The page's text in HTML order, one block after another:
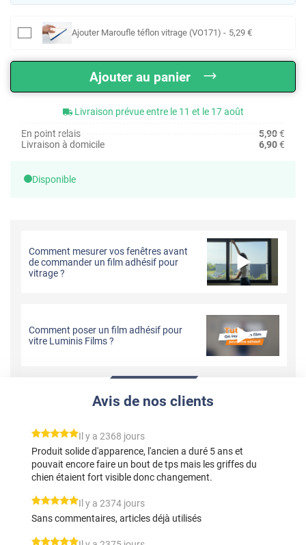
Ajouter Maroufle téflon vitrage (VO171) - 5,29 €
Ajouter au panier
Livraison prévue entre le 11 et le 17 août
En point relais
5,90€
Livraison à domicile
6,90€
Disponible
Comment mesurer vos fenêtres avant
de commander un film adhésif pour
vitrage ?
Comment poser un film adhésif pour
vitre Luminis Films ?
Avis de nos clients
*****
Il y a 2368 jours
Produit solide d'apparence, l'ancien a duré 5 ans et
pouvait encore faire un bout de tps mais les griffes du
chien étaient fort visible donc changement.
*****
Il y a 2374 jours
Sans commentaires, articles déjà utilisés